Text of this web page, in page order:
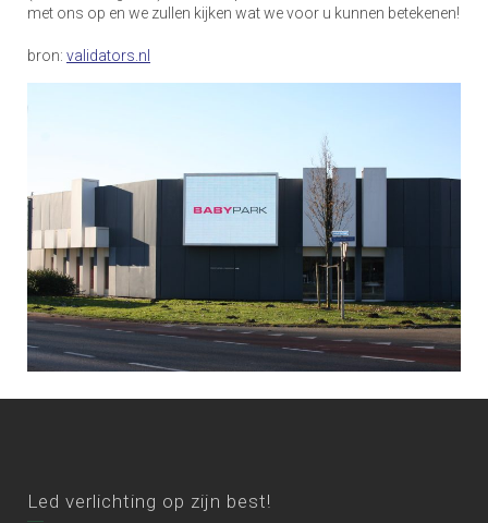
met ons op en we zullen kijken wat we voor u kunnen betekenen!
bron: validators.nl
Led verlichting op zijn best!